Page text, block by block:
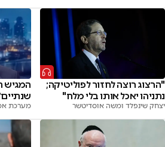
"הרצוג רוצה לחזור לפוליטיקה;
נתניהו יאכל אותו בלי מלח"
יצחק שינפלד ומשה אוסדיטשר
המגיש
מערכת